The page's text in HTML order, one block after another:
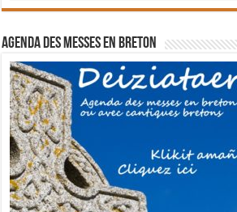
Agenda des messes en breton